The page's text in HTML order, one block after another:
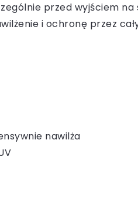
przed wyjściem
i ochronę przez
nawilża